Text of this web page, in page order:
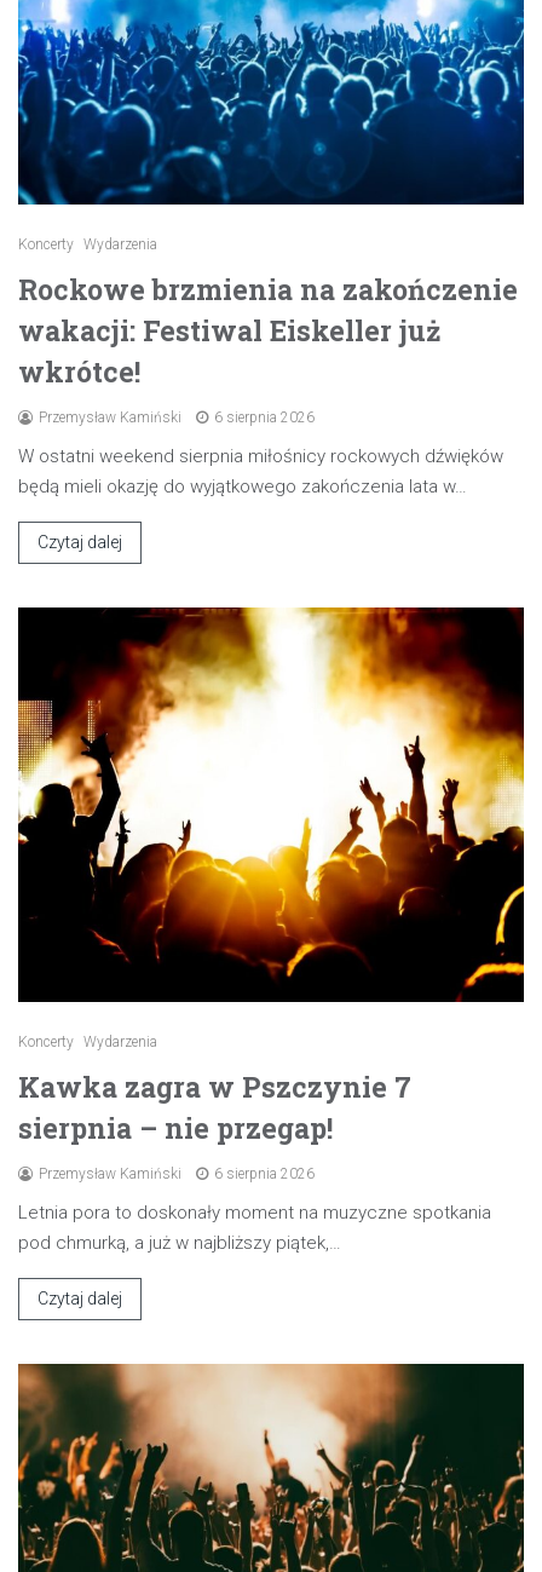
Koncerty Wydarzenia
Rockowe brzmienia na zakończenie
wakacji: Festiwal Eiskeller już
wkrótce!
Przemysław Kamiński 6 sierpnia 2026
W ostatni weekend sierpnia miłośnicy rockowych dźwięków
będą mieli okazję do wyjątkowego zakończenia lata w…
Czytaj dalej
Koncerty Wydarzenia
Kawka zagra w Pszczynie 7
sierpnia – nie przegap!
Przemysław Kamiński 6 sierpnia 2026
Letnia pora to doskonały moment na muzyczne spotkania
pod chmurką, a już w najbliższy piątek,…
Czytaj dalej